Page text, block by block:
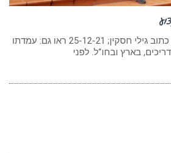
שינוי מקצוע – האמנם כתוב גילי חסקין; 25-12-21 ראו גם: עמדתו
בארץ ובחו”ל. לפני